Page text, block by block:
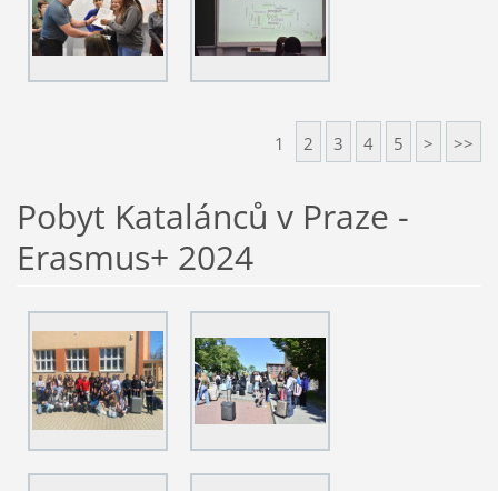
1 2 3 4 5 > >>
Pobyt Katalánců v Praze -
Erasmus+ 2024